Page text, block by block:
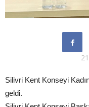
Silivri Kent Konseyi
geldi.